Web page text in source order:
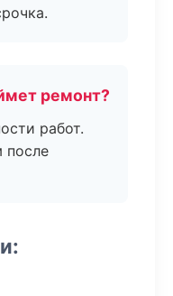
ремонт?
работ.
после